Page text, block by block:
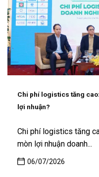
Chi phí logistics tăng
lợi nhuận?
06/07/2026
Chi phí logistics tăng
mòn lợi nhuận doanh...